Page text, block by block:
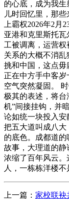
的心底，成为我
儿时回忆里，那
上霸权2026年2
亚港和克里斯托
工被调离，运营
关系的大概不消
挑和中国，这点毋
正在中方手中客
空气突然凝固。
极其的表述，将
机”间接挂钩，并
论如统一块投入安
把五大道叫成八
的底色。成都道
故事，大理道的静
浓缩了百年风云。
人，一栋栋洋楼不
上一篇： 家校联袂